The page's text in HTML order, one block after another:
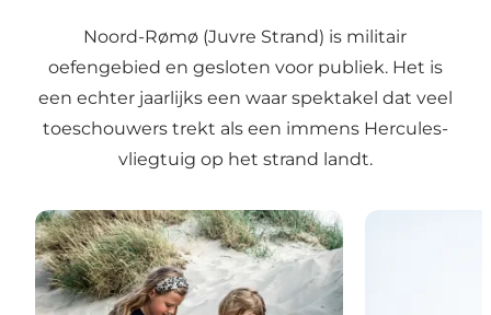
Noord-Rømø (Juvre Strand) is militair
oefengebied en gesloten voor publiek. Het is
een echter jaarlijks een waar spektakel dat veel
toeschouwers trekt als een immens Hercules-
vliegtuig op het strand landt.
Lakolk Strand – Rømø